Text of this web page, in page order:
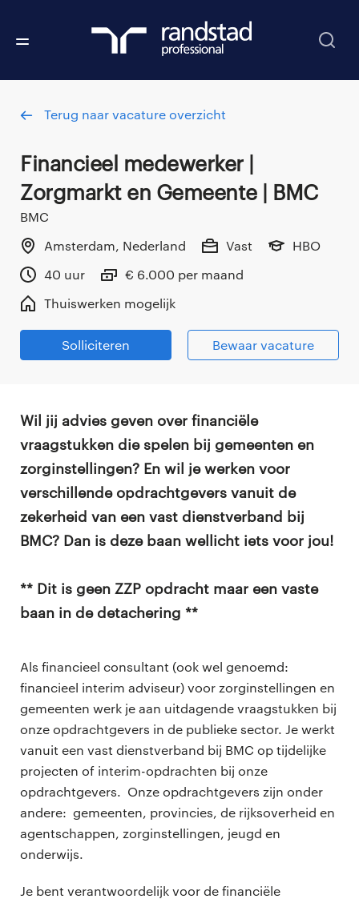
Terug naar vacature overzicht
Financieel medewerker |
Zorgmarkt en Gemeente | BMC
BMC
Amsterdam, Nederland
Vast
HBO
40 uur
€ 6.000 per maand
Thuiswerken mogelijk
Solliciteren Bewaar vacature
Wil jij advies geven over financiële
vraagstukken die spelen bij gemeenten en
zorginstellingen? En wil je werken voor
verschillende opdrachtgevers vanuit de
zekerheid van een vast dienstverband bij
BMC? Dan is deze baan wellicht iets voor jou!
** Dit is geen ZZP opdracht maar een vaste
baan in de detachering **
Als financieel consultant (ook wel genoemd:
financieel interim adviseur) voor zorginstellingen en
gemeenten werk je aan uitdagende vraagstukken bij
onze opdrachtgevers in de publieke sector. Je werkt
vanuit een vast dienstverband bij BMC op tijdelijke
projecten of interim-opdrachten bij onze
opdrachtgevers. Onze opdrachtgevers zijn onder
andere: gemeenten, provincies, de rijksoverheid en
agentschappen, zorginstellingen, jeugd en
onderwijs.
Je bent verantwoordelijk voor de financiële